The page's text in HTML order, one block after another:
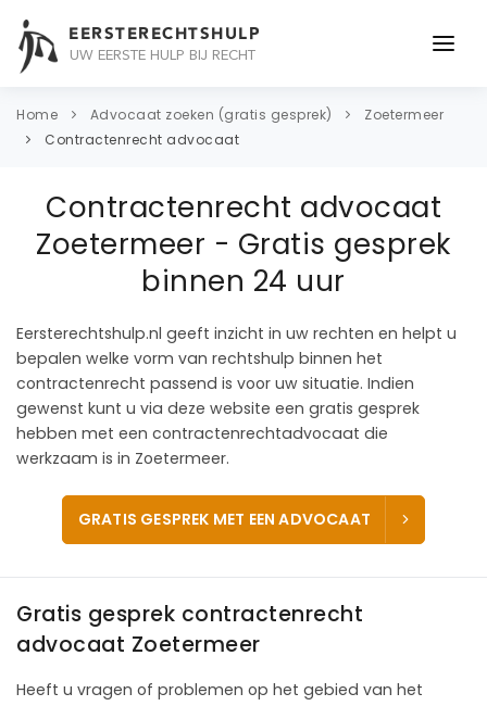
EERSTERECHTSHULP
UW EERSTE HULP BIJ RECHT
ONDERWERPEN
ADVOCAAT
OVER ONS
Home Advocaat zoeken (gratis gesprek)
Zoetermeer
Contractenrecht advocaat
Contractenrecht advocaat
Zoetermeer - Gratis gesprek
binnen 24 uur
Eersterechtshulp.nl geeft inzicht in uw rechten en helpt u
bepalen welke vorm van rechtshulp binnen het
contractenrecht passend is voor uw situatie. Indien
gewenst kunt u via deze website een gratis gesprek
hebben met een contractenrechtadvocaat die
werkzaam is in Zoetermeer.
GRATIS GESPREK MET EEN ADVOCAAT
Gratis gesprek contractenrecht
advocaat Zoetermeer
Heeft u vragen of problemen op het gebied van het